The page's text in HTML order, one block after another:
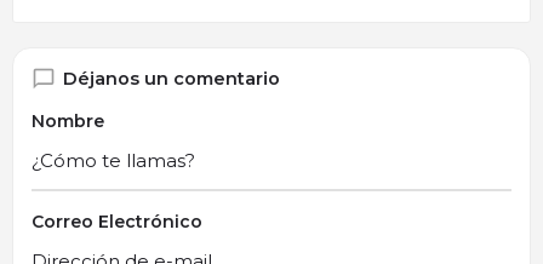
Déjanos un comentario
Nombre
Correo Electrónico